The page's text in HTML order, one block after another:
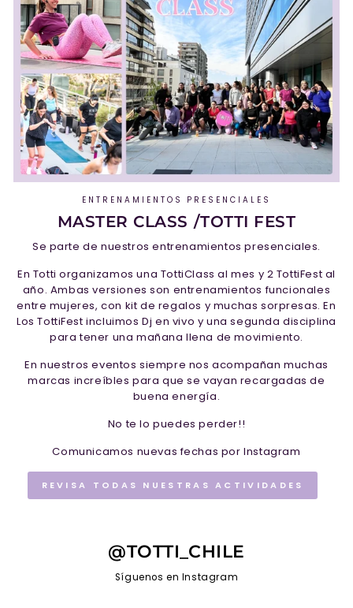
ENTRENAMIENTOS PRESENCIALES
MASTER CLASS /TOTTI FEST
Se parte de nuestros entrenamientos presenciales.
En Totti organizamos una TottiClass al mes y 2 TottiFest al
año. Ambas versiones son entrenamientos funcionales
entre mujeres, con kit de regalos y muchas sorpresas. En
Los TottiFest incluimos Dj en vivo y una segunda disciplina
para tener una mañana llena de movimiento.
En nuestros eventos siempre nos acompañan muchas
marcas increíbles para que se vayan recargadas de
buena energía.
No te lo puedes perder!!
Comunicamos nuevas fechas por Instagram
REVISA TODAS NUESTRAS ACTIVIDADES
@TOTTI_CHILE
Síguenos en Instagram